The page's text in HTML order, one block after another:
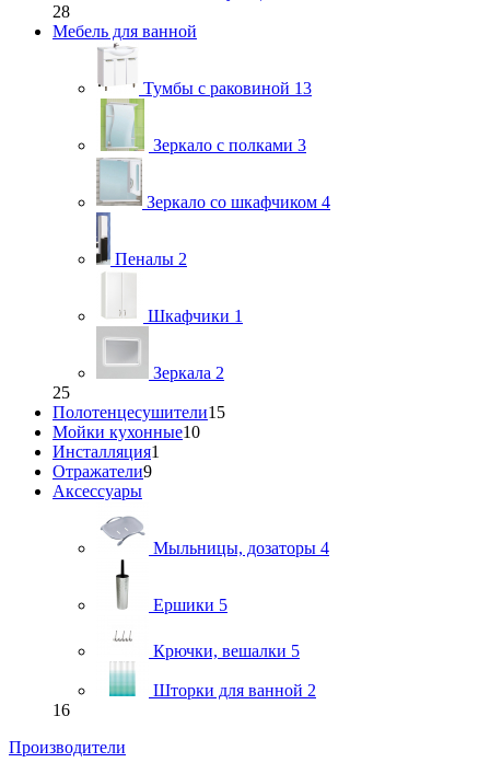
28
Мебель для ванной
Тумбы с раковиной 13
Зеркало с полками 3
Зеркало со шкафчиком 4
Пеналы 2
Шкафчики 1
Зеркала 2
25
Полотенцесушители15
Мойки кухонные10
Инсталляция1
Отражатели9
Аксессуары
Мыльницы, дозаторы 4
Ершики 5
Крючки, вешалки 5
Шторки для ванной 2
16
Производители